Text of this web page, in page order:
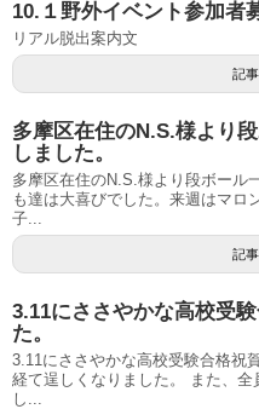
10.１野外イベント参加者
リアル脱出案内文
記
多摩区在住のN.S.様より
しました。
多摩区在住のN.S.様より段ボール
も達は大喜びでした。来週はマロ
子...
記
3.11にささやかな高校受
た。
3.11にささやかな高校受験合格祝
経て逞しくなりました。 また、
し...